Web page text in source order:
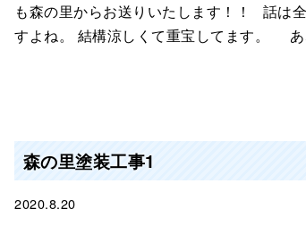
も森の里からお送りいたします！！ 話は
すよね。 結構涼しくて重宝してます。 あ
森の里塗装工事1
2020.8.20